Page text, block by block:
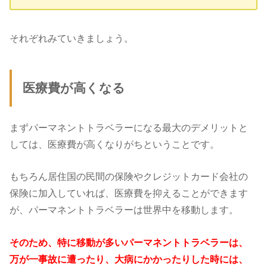
それぞれみていきましょう。
医療費が高くなる
まずパーマネントトラベラーになる最大のデメリットと
しては、医療費が高くなりがちということです。
もちろん居住国の民間の保険やクレジットカード会社の
保険に加入していれば、医療費を抑えることができます
が、パーマネントトラベラーは世界中を移動します。
そのため、特に移動が多いパーマネントトラベラーは、
万が一事故に遭ったり、大病にかかったりした時には、